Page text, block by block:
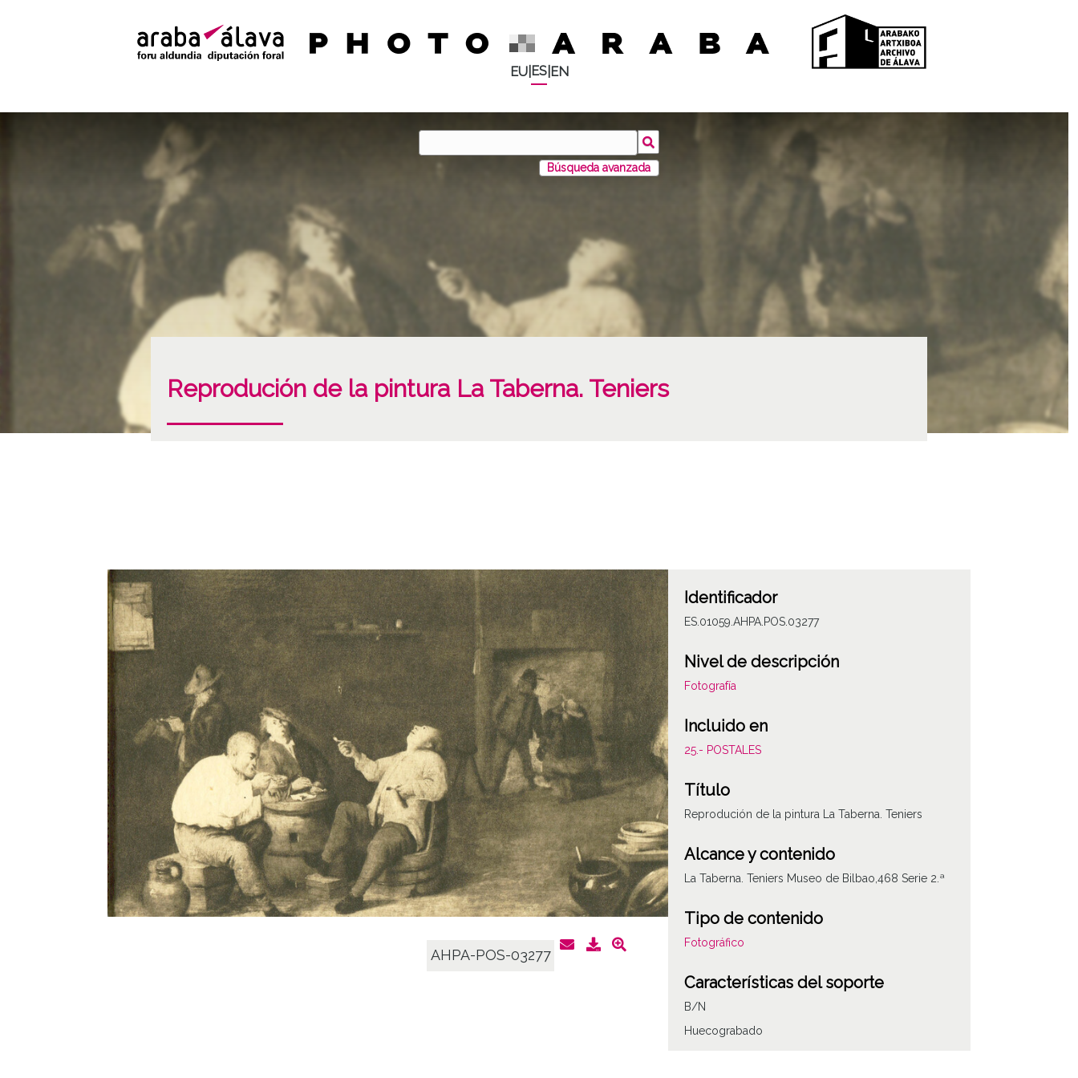
EU| ES| EN
Búsqueda avanzada
Reprodución de la pintura La Taberna. Teniers
AHPA-POS-03277
Identificador
ES.01059.AHPA.POS.03277
Nivel de descripción
Fotografía
Incluido en
25.- POSTALES
Título
Reprodución de la pintura La Taberna. Teniers
Alcance y contenido
La Taberna. Teniers Museo de Bilbao,468 Serie 2.ª
Tipo de contenido
Fotográfico
Características del soporte
B/N
Huecograbado